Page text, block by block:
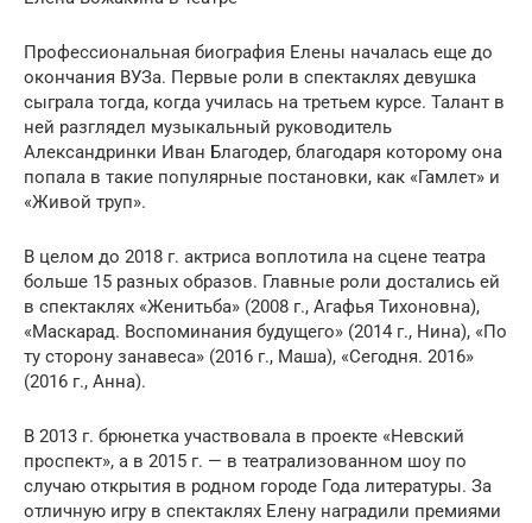
Профессиональная биография Елены началась еще до
окончания ВУЗа. Первые роли в спектаклях девушка
сыграла тогда, когда училась на третьем курсе. Талант в
ней разглядел музыкальный руководитель
Александринки Иван Благодер, благодаря которому она
попала в такие популярные постановки, как «Гамлет» и
«Живой труп».
В целом до 2018 г. актриса воплотила на сцене театра
больше 15 разных образов. Главные роли достались ей
в спектаклях «Женитьба» (2008 г., Агафья Тихоновна),
«Маскарад. Воспоминания будущего» (2014 г., Нина), «По
ту сторону занавеса» (2016 г., Маша), «Сегодня. 2016»
(2016 г., Анна).
В 2013 г. брюнетка участвовала в проекте «Невский
проспект», а в 2015 г. — в театрализованном шоу по
случаю открытия в родном городе Года литературы. За
отличную игру в спектаклях Елену наградили премиями